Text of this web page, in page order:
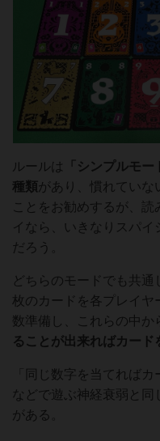
ルールは
「シンプルモ
種類があり、慣れていな
ことをお勧めするが、
イなら、いきなりスパ
だろう。
どちらのモードでも共
枚のカードを各プレイヤ
数準備し、これらの中か
ることが出来ればカード
「同じ数字を当てれば
などで遊ぶ神経衰弱と
がある。